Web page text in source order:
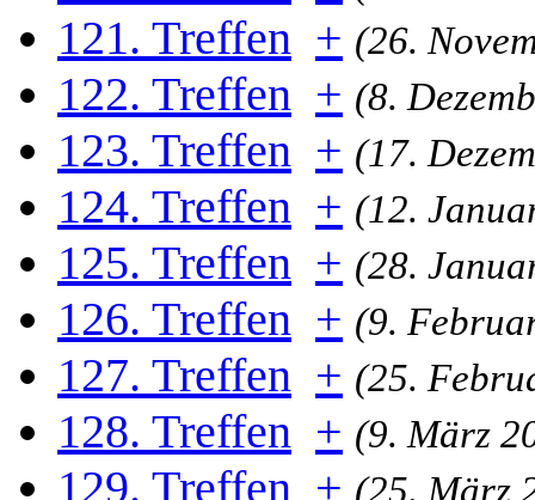
121. Treffen + (26.
122. Treffen + (8.
123. Treffen + (17.
124. Treffen + (12.
125. Treffen + (28.
126. Treffen + (9.
127. Treffen + (25.
128. Treffen + (9. März
129. Treffen + (25. März